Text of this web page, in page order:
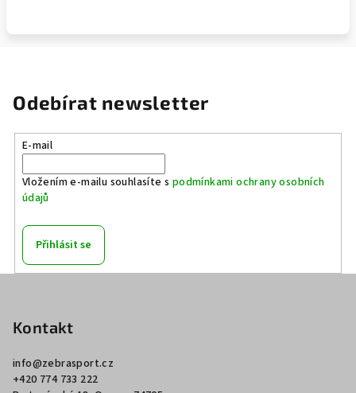
Odebírat newsletter
E-mail
Vložením e-mailu souhlasíte s podmínkami ochrany osobních
údajů
Přihlásit se
Kontakt
info@zebrasport.cz
+420 774 733 222